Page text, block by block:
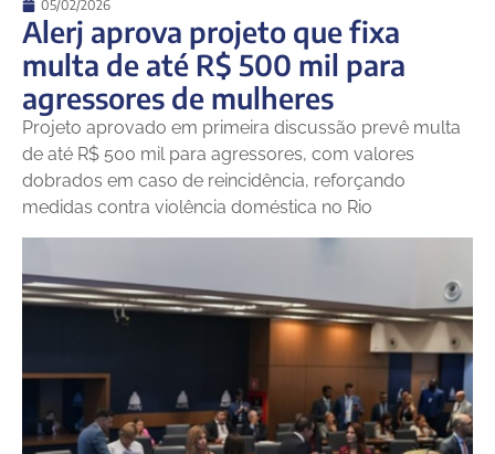
05/02/2026
Alerj aprova projeto que fixa
multa de até R$ 500 mil para
agressores de mulheres
Projeto aprovado em primeira discussão prevê multa
de até R$ 500 mil para agressores, com valores
dobrados em caso de reincidência, reforçando
medidas contra violência doméstica no Rio